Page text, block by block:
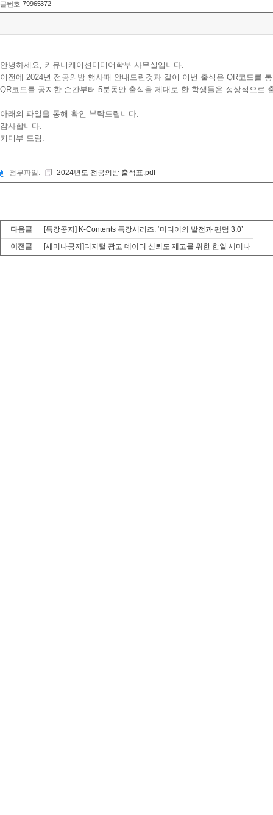
글번호 79965372
안녕하세요, 커뮤니케이션미디어학부 사무실입니다.
이전에 2024년 전공의밤 행사때 안내드린것과 같이 이번 출석은 QR코드를
QR코드를 공지한 순간부터 5분동안 출석을 제대로 한 학생들은 정상적으로
아래의 파일을 통해 확인 부탁드립니다.
감사합니다.
커미부 드림.
첨부파일: 2024년도 전공의밤 출석표.pdf
다음글
[특강공지] K-Contents 특강시리즈: ‘미디어의 발전과 팬덤 3.0’
이전글
[세미나공지]디지털 광고 데이터 신뢰도 제고를 위한 한일 세미나